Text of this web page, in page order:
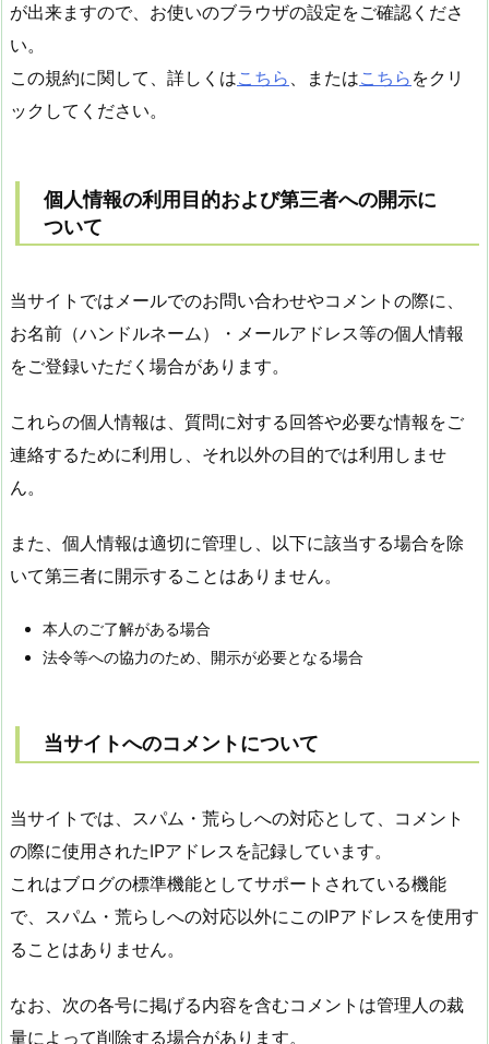
が出来ますので、お使いのブラウザの設定をご確認くださ
い。
この規約に関して、詳しくはこちら 、またはこちら をクリ
ックしてください。
個人情報の利用目的および第三者への開示に
ついて
当サイトではメールでのお問い合わせやコメントの際に、
お名前（ハンドルネーム）・メールアドレス等の個人情報
をご登録いただく場合があります。
これらの個人情報は、質問に対する回答や必要な情報をご
連絡するために利用し、それ以外の目的では利用しませ
ん。
また、個人情報は適切に管理し、以下に該当する場合を除
いて第三者に開示することはありません。
本人のご了解がある場合
法令等への協力のため、開示が必要となる場合
当サイトへのコメントについて
当サイトでは、スパム・荒らしへの対応として、コメント
の際に使用されたIPアドレスを記録しています。
これはブログの標準機能としてサポートされている機能
で、スパム・荒らしへの対応以外にこのIPアドレスを使用す
ることはありません。
なお、次の各号に掲げる内容を含むコメントは管理人の裁
量によって削除する場合があります。